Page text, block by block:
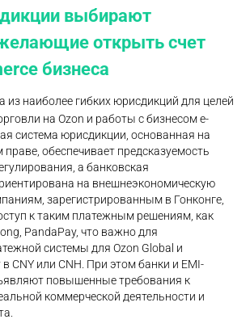
выбирают
открыть счет
бизнеса
из наиболее гибких юрисдикций для целей
на Ozon и работы с бизнесом e-
система юрисдикции, основанная на
обеспечивает предсказуемость
а банковская
на внешнеэкономическую
зарегистрированным в Гонконге,
к таким платежным решениям, как
PandaPay, что важно для
системы для Ozon Global и
CNY или CNH. При этом банки и EMI-
повышенные требования к
коммерческой деятельности и